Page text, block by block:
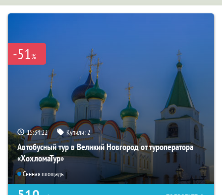
-51%
15:34:21 Купили:2
Автобусный тур в Великий Новгород от туроператора
«ХохломаТур»
Сенная площадь